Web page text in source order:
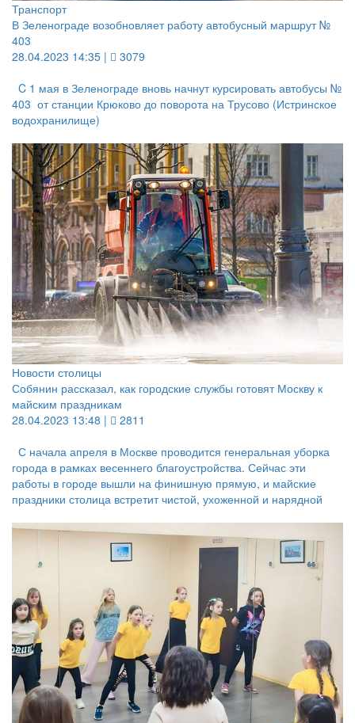
Транспорт
В Зеленограде возобновляет работу автобусный маршрут №
403
28.04.2023 14:35 |
3079
C 1 мая в Зеленограде вновь начнут курсировать автобусы №
403 от станции Крюково до поворота на Трусово (Истринское
водохранилище)
Новости столицы
Собянин рассказал, как городские службы готовят Москву к
майским праздникам
28.04.2023 13:48 |
2811
С начала апреля в Москве проводится генеральная уборка
города в рамках весеннего благоустройства. Сейчас эти
работы в городе вышли на финишную прямую, и майские
праздники столица встретит чистой, ухоженной и нарядной